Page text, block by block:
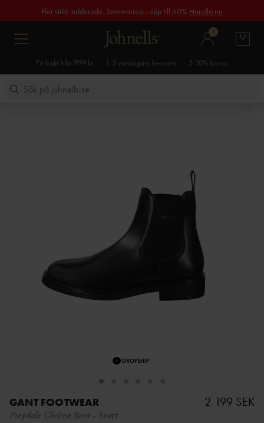
Fler stilar adderade. Sommarrea - upp till 60% Handla nu
1
Fri frakt från 999 kr 1-3 vardagars leverans 5-10% bonus
GANT FOOTWEAR
Prepdale Chelsea Boot - Svart
2 199 SEK
i DROPSHIP